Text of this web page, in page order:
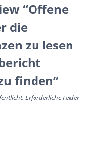
“Offene
die
zu lesen
finden”
Erforderliche Felder